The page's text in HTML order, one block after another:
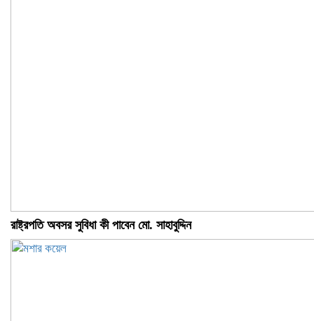
রাষ্ট্রপতি অবসর সুবিধা কী পাবেন মো. সাহাবুদ্দিন